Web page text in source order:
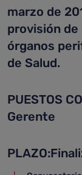
marzo de
provisión
órganos
de Salud.
PUESTOS
Gerente